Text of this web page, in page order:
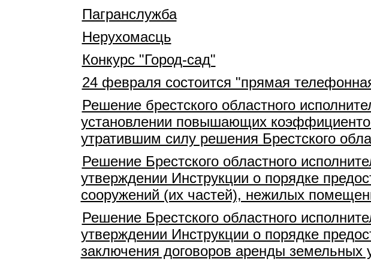
Пагранслужба
Нерухомасць
Конкурс "Город-сад"
24 февраля состоится "прямая
Решение брестского областного
установлении повышающих
утратившим силу решения Брестского
Решение Брестского областного
утверждении Инструкции о порядке
сооружений (их частей), нежилых
Решение Брестского областного
утверждении Инструкции о порядке
заключения договоров аренды земельных